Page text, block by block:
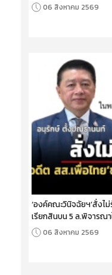
06 สิงหาคม 2569
‘องค์คณะวินิจฉัยฯ’สั่งไ
เรียกสินบน 5 ล.พิจารณ
06 สิงหาคม 2569